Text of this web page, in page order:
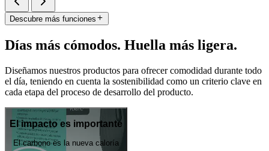
Descubre más funciones
Días más cómodos. Huella más ligera.
Diseñamos nuestros productos para ofrecer comodidad durante todo
el día, teniendo en cuenta la sostenibilidad como un criterio clave en
cada etapa del proceso de desarrollo del producto.
El impacto es importante
El carbono es la nueva caloría